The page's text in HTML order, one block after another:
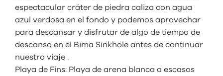
espectacular cráter de piedra caliza con agua
azul verdosa en el fondo y podemos aprovechar
para descansar y disfrutar de algo de tiempo de
descanso en el Bima Sinkhole antes de continuar
nuestro viaje .
Playa de Fins: Playa de arena blanca a escasos